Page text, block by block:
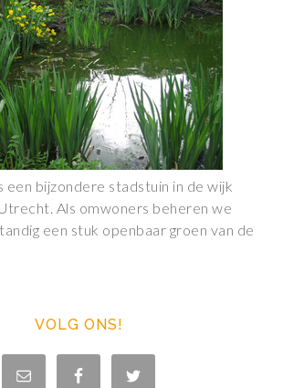
een bijzondere stadstuin in de wijk
Als omwoners beheren we
een stuk openbaar groen van de
VOLG ONS!